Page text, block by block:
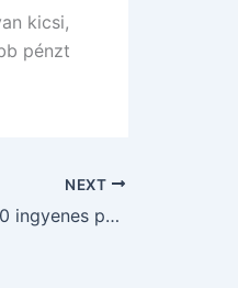
kicsi,
pénzt
NEXT
Red Stag Casino 100 ingyenes pörgetés befizetés nélkül mobil bónusz – a valóság rideális színezete